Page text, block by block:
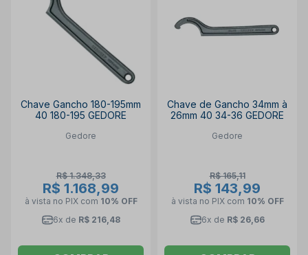
Chave Gancho 180-195mm
40 180-195 GEDORE
Gedore
R$ 1.348,33
R$ 1.168,99
à vista no PIX com 10% OFF
6x de R$ 216,48
Chave de Gancho 34mm à
26mm 40 34-36 GEDORE
Gedore
R$ 165,11
R$ 143,99
à vista no PIX com 10% OFF
6x de R$ 26,66